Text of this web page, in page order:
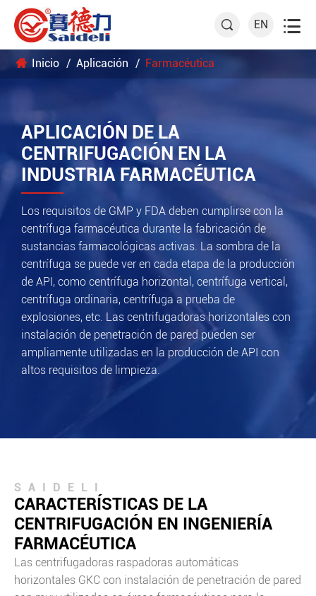
 EN 
Inicio Aplicación Farmacéutica
APLICACIÓN DE LA
CENTRIFUGACIÓN EN LA
INDUSTRIA FARMACÉUTICA
Los requisitos de GMP y FDA deben cumplirse con la
centrífuga farmacéutica durante la fabricación de
sustancias farmacológicas activas. La sombra de la
centrífuga se puede ver en cada etapa de la producción
de API, como centrífuga horizontal, centrífuga vertical,
centrífuga ordinaria, centrífuga a prueba de
explosiones, etc. Las centrifugadoras horizontales con
instalación de penetración de pared pueden ser
ampliamente utilizadas en la producción de API con
altos requisitos de limpieza.
SAIDELI
CARACTERÍSTICAS DE LA
CENTRIFUGACIÓN EN INGENIERÍA
FARMACÉUTICA
Las centrifugadoras raspadoras automáticas
horizontales GKC con instalación de penetración de pared